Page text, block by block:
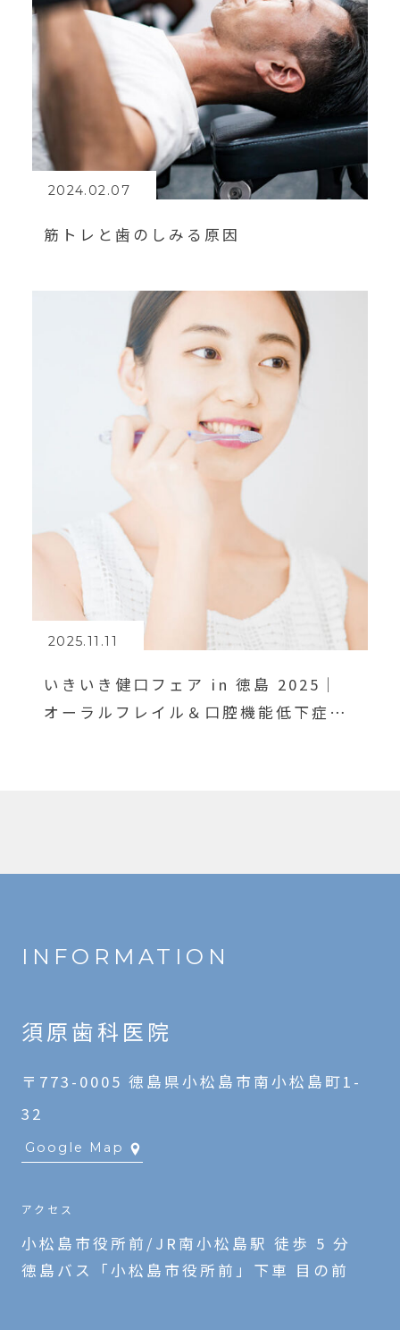
2024.02.07
筋トレと歯のしみる原因
2025.11.11
いきいき健口フェア in 徳島 2025｜
オーラルフレイル＆口腔機能低下症を
INFORMATION
須原歯科医院
〒773-0005 徳島県小松島市南小松島町1-
32
Google Map
アクセス
小松島市役所前/JR南小松島駅 徒歩 5 分
徳島バス「小松島市役所前」下車 目の前